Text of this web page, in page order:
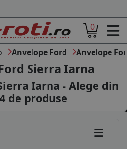
0
Anvelope Ford Anvelope
Sierra Iarna
Iarna - Alege din
de produse